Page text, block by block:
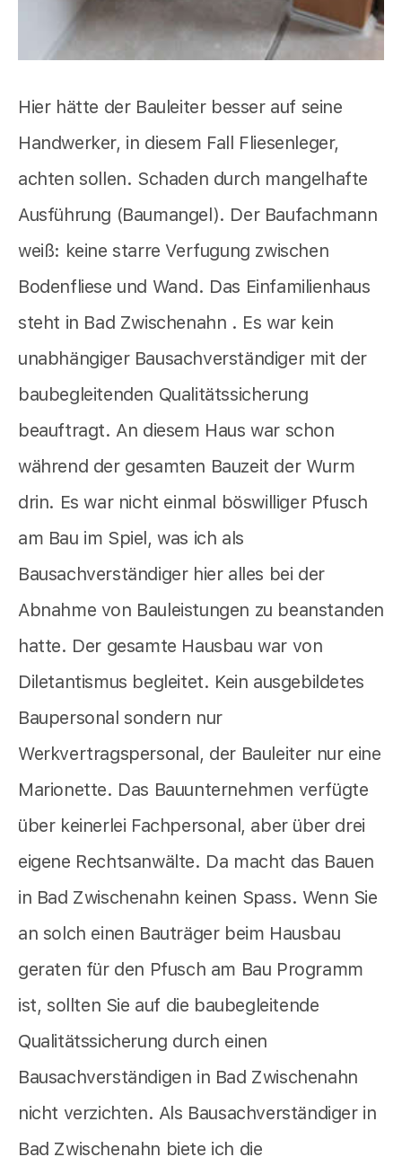
Hier hätte der Bauleiter besser auf seine
Handwerker, in diesem Fall Fliesenleger,
achten sollen. Schaden durch mangelhafte
Ausführung (Baumangel). Der Baufachmann
weiß: keine starre Verfugung zwischen
Bodenfliese und Wand. Das Einfamilienhaus
steht in Bad Zwischenahn . Es war kein
unabhängiger Bausachverständiger mit der
baubegleitenden Qualitätssicherung
beauftragt. An diesem Haus war schon
während der gesamten Bauzeit der Wurm
drin. Es war nicht einmal böswilliger Pfusch
am Bau im Spiel, was ich als
Bausachverständiger hier alles bei der
Abnahme von Bauleistungen zu beanstanden
hatte. Der gesamte Hausbau war von
Diletantismus begleitet. Kein ausgebildetes
Baupersonal sondern nur
Werkvertragspersonal, der Bauleiter nur eine
Marionette. Das Bauunternehmen verfügte
über keinerlei Fachpersonal, aber über drei
eigene Rechtsanwälte. Da macht das Bauen
in Bad Zwischenahn keinen Spass. Wenn Sie
an solch einen Bauträger beim Hausbau
geraten für den Pfusch am Bau Programm
ist, sollten Sie auf die baubegleitende
Qualitätssicherung durch einen
Bausachverständigen in Bad Zwischenahn
nicht verzichten. Als Bausachverständiger in
Bad Zwischenahn biete ich die